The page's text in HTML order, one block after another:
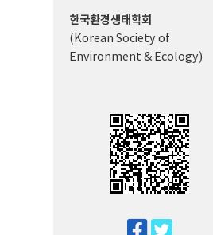
한국환경생태학회
(Korean Society of
Environment & Ecology)